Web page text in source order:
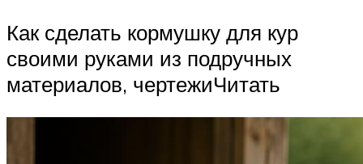
Как сделать кормушку для кур
своими руками из подручных
материалов, чертежиЧитать